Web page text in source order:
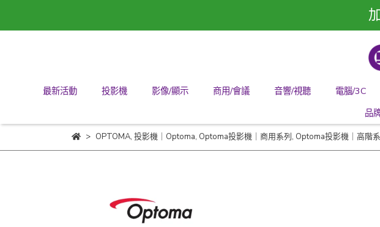
最新活動 投影機 影像/顯示 商用/會議 音響/視聽 電腦/3C
品
OPTOMA, 投影機｜Optoma, Optoma投影機｜商用系列, Optoma投影機｜高階